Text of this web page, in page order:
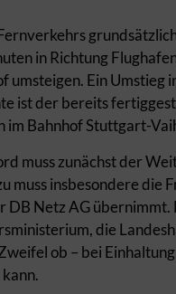
in Richtung
Ein Umstieg
ist der bereits
Bahnhof Stuttgart-
muss zunächst der
insbesondere die
Netz AG übernimmt.
die
ob – bei